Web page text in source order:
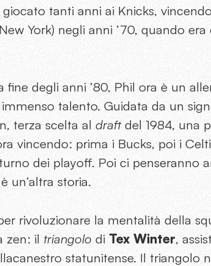
giocato tanti anni ai Knicks,
York) negli anni ’70, quando
fine degli anni ’80, Phil ora è un
talento. Guidata da un
terza scelta al draftdel 1984, una
vincendo: prima i Bucks, poi i
dei playoff. Poi ci penseranno
un’altra storia.
rivoluzionare la mentalità della
zen: il triangolo di Tex Winter,
statunitense. Il triangolo